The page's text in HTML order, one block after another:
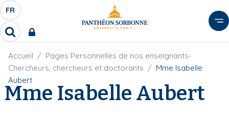
A
l
l
e
S
É
L
E
C
T
E
U
F
R
FR
R
c
h
e
r
c
F
i
d
'
A
Accueil
Pages Personnelles de nos enseignants-
Chercheurs, chercheurs et doctorants
Mme Isabelle
Aubert
Mme Isabelle Aubert